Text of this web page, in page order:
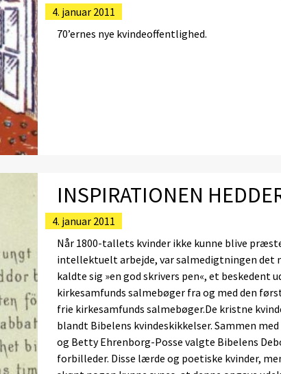
4. januar 2011
70’ernes nye kvindeoffentlighed.
INSPIRATIONEN
4. januar 2011
Når 1800-tallets kvinder ikke kunne blive
intellektuelt arbejde, var salmedigtningen det
kaldte sig »en god skrivers pen«, et
kirkesamfunds salmebøger fra og med den
frie kirkesamfunds salmebøger.De kristne
blandt Bibelens kvindeskikkelser. Sammen
og Betty Ehrenborg-Posse valgte Bibelens
forbilleder. Disse lærde og poetiske kvinder,